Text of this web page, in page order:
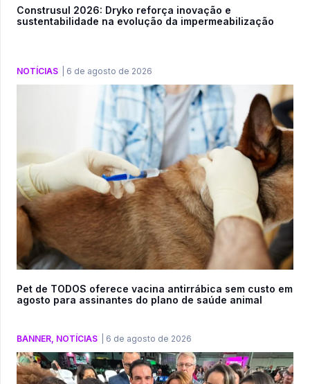
Construsul 2026: Dryko reforça inovação e
sustentabilidade na evolução da impermeabilização
NOTÍCIAS 6 de agosto de 2026
Pet de TODOS oferece vacina antirrábica sem custo em
agosto para assinantes do plano de saúde animal
BANNER NOTÍCIAS 6 de agosto de 2026